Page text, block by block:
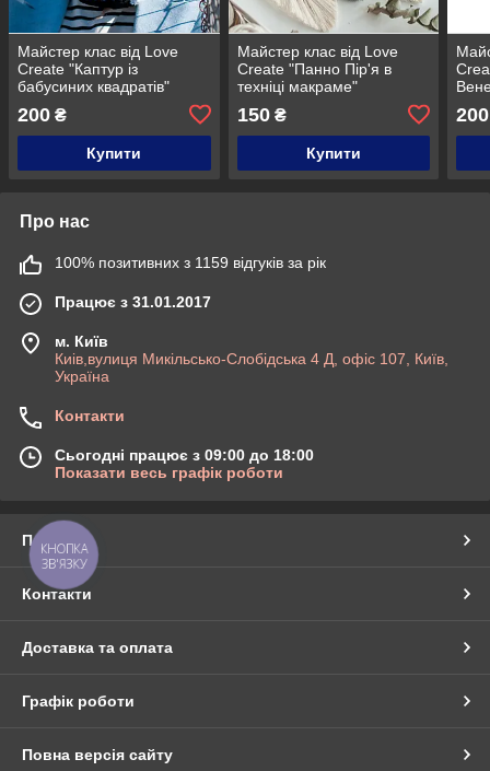
Майстер клас від Love
Create "Каптур із
бабусиних квадратів"
200 ₴
Купити
Майстер клас від Love
Create "Панно Пір'я в
техніці макраме"
150₴
Купити
200
Про нас
100% позитивних з 1159 відгуків за рік
Працює з 31.01.2017
м. Київ
Киів,вулиця Микільсько-Слобідська 4 Д, офіс 107, Київ,
Україна
Контакти
Сьогодні працює з 09:00 до 18:00
Показати весь графік роботи
Про нас
Контакти
Доставка та оплата
Графік роботи
Повна версія сайту
КНОПКА
ЗВ'ЯЗКУ